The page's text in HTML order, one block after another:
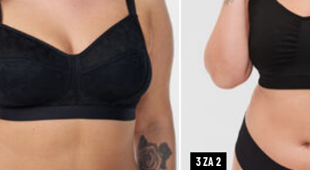
3 ZA 2